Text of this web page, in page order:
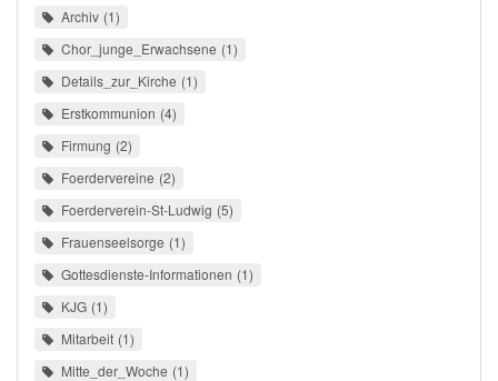
Archiv 1
Chor_junge_Erwachsene 1
Details_zur_Kirche 1
Erstkommunion 4
Firmung 2
Foerdervereine 2
Foerderverein-St-Ludwig 5
Frauenseelsorge 1
Gottesdienste-Informationen 1
KJG 1
Mitarbeit 1
Mitte_der_Woche 1